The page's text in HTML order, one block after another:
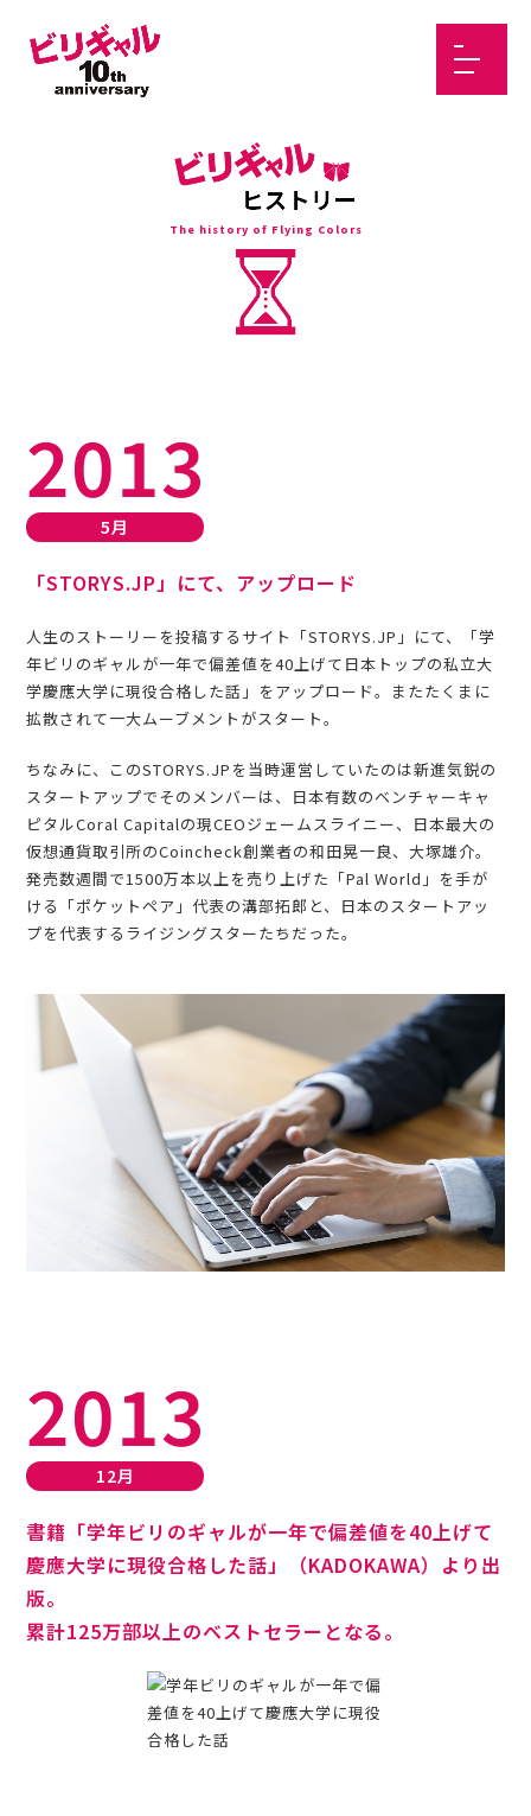
The history of Flying Colors
2013
5月
「STORYS.JP」にて、アップロード
人生のストーリーを投稿するサイト「STORYS.JP」にて、「学
年ビリのギャルが一年で偏差値を40上げて日本トップの私立大
学慶應大学に現役合格した話」をアップロード。またたくまに
拡散されて一大ムーブメントがスタート。
ちなみに、このSTORYS.JPを当時運営していたのは新進気鋭の
スタートアップでそのメンバーは、日本有数のベンチャーキャ
ピタルCoral Capitalの現CEOジェームスライニー、日本最大の
仮想通貨取引所のCoincheck創業者の和田晃一良、大塚雄介。
発売数週間で1500万本以上を売り上げた「Pal World」を手が
ける「ポケットペア」代表の溝部拓郎と、日本のスタートアッ
プを代表するライジングスターたちだった。
2013
12月
書籍「学年ビリのギャルが一年で偏差値を40上げて
慶應大学に現役合格した話」（KADOKAWA）より出
版。
累計125万部以上のベストセラーとなる。